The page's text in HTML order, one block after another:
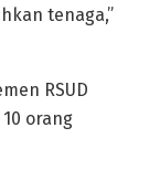
tenaga,”
RSUD
orang